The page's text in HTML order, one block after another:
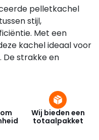
pelletkachel
stijl,
Met een
kachel ideaal voor
strakke en
5440
systeem, dat
op basis van de
Wij bieden een
totaalpakket